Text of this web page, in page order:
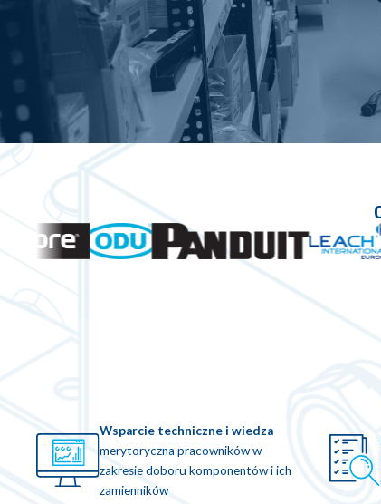
Wsparcie techniczne i wiedza
merytoryczna pracowników w
zakresie doboru komponentów i ich
zamienników